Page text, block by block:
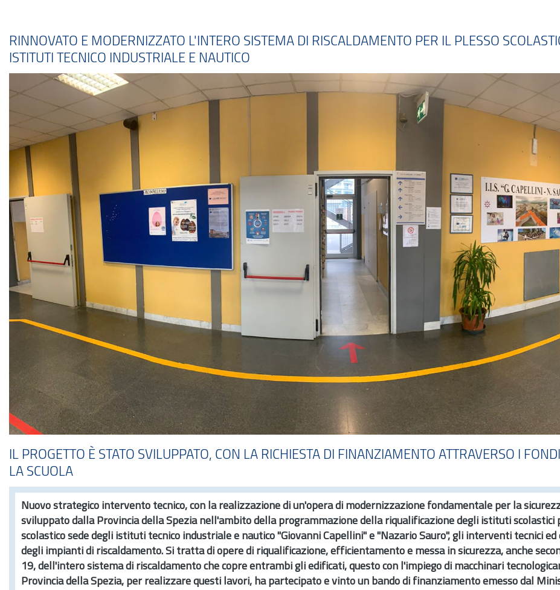
RINNOVATO E MODERNIZZATO L'INTERO SISTEMA DI RISCALDAMENTO PER IL PLESSO
ISTITUTI TECNICO INDUSTRIALE E NAUTICO
IL PROGETTO È STATO SVILUPPATO, CON LA RICHIESTA DI FINANZIAMENTO ATTRAVERSO I
LA SCUOLA
Nuovo strategico intervento tecnico, con la realizzazione di un'opera di modernizzazione fondamentale per la
sviluppato dalla Provincia della Spezia nell'ambito della programmazione della riqualificazione degli istituti
scolastico sede degli istituti tecnico industriale e nautico "Giovanni Capellini" e "Nazario Sauro", gli interventi tecnici
degli impianti di riscaldamento. Si tratta di opere di riqualificazione, efficientamento e messa in sicurezza, anche
19, dell'intero sistema di riscaldamento che copre entrambi gli edificati, questo con l'impiego di macchinari
Provincia della Spezia, per realizzare questi lavori, ha partecipato e vinto un bando di finanziamento emesso dal